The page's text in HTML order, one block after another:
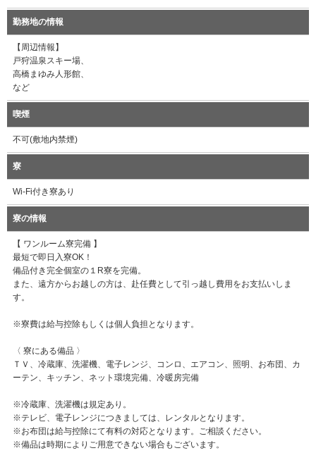
勤務地の情報
【周辺情報】
戸狩温泉スキー場、
高橋まゆみ人形館、
など
喫煙
不可(敷地内禁煙)
寮
Wi-Fi付き寮あり
寮の情報
【 ワンルーム寮完備 】
最短で即日入寮OK！
備品付き完全個室の１R寮を完備。
また、遠方からお越しの方は、赴任費として引っ越し費用をお支払いしま
す。
※寮費は給与控除もしくは個人負担となります。
〈 寮にある備品 〉
ＴＶ、冷蔵庫、洗濯機、電子レンジ、コンロ、エアコン、照明、お布団、カ
ーテン、キッチン、ネット環境完備、冷暖房完備
※冷蔵庫、洗濯機は規定あり。
※テレビ、電子レンジにつきましては、レンタルとなります。
※お布団は給与控除にて有料の対応となります。ご相談ください。
※備品は時期によりご用意できない場合もございます。